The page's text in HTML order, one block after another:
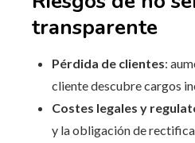
transparente
Pérdida de clientes:
cliente descubre cargos
Costes legales y
y la obligación de